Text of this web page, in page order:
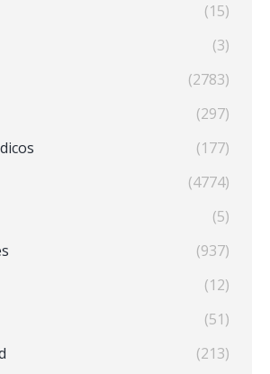
(15)
(3)
(2783)
(297)
(177)
(4774)
(5)
(937)
(12)
(51)
(213)